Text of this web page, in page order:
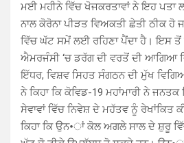
ਮਈ ਮਹੀਨੇ ਵਿੱਚ ਖੋਜਕਰਤਾਵਾਂ ਨੇ ਇਹ ਪਤਾ
ਨਾਲ ਕੋਰੋਨਾ ਪੀੜਤ ਵਿਅਕਤੀ ਛੇਤੀ ਠੀਕ ਹੋ
ਵਿੱਚ ਘੱਟ ਸਮੇਂ ਲਈ ਰਹਿਣਾ ਪੈਂਦਾ ਹੈ। ਇਸ
ਐਮਰਜੰਸੀ ‘ਚ ਡਰੱਗ ਦੀ ਵਰਤੋਂ ਦੀ ਆਗਿਆ
ਇੱਧਰ, ਵਿਸ਼ਵ ਸਿਹਤ ਸੰਗਠਨ ਦੀ ਮੁੱਖ
ਨੇ ਕਿਹਾ ਕਿ ਕੋਵਿਡ-19 ਮਹਾਂਮਾਰੀ ਨੇ
ਸੇਵਾਵਾਂ ਵਿੱਚ ਨਿਵੇਸ਼ ਦੇ ਮਹੱਤਵ ਨੂੰ ਰੇਖਾਂਕਿਤ
ਕਿਹਾ ਕਿ ਉਨ•ਾਂ ਕੋਲ ਅਗਲੇ ਸਾਲ ਦੇ ਸ਼ੁਰੂ